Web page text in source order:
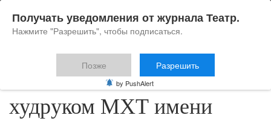
Хабенский станет
худруком МХТ имени
Получать уведомления от журнала Театр.
Нажмите "Разрешить", чтобы подписаться.
Позже Разрешить
by PushAlert